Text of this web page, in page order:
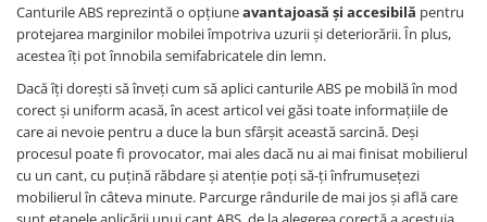
Canturile ABS reprezintă o opțiuneavantajoasă și accesibilă pentru
protejarea marginilor mobilei împotriva uzurii și deteriorării. În plus,
acestea îți pot înnobila semifabricatele din lemn.
Dacă îți dorești să înveți cum să aplici canturile ABS pe mobilă în mod
corect și uniform acasă, în acest articol vei găsi toate informațiile de
care ai nevoie pentru a duce la bun sfârșit această sarcină. Deși
procesul poate fi provocator, mai ales dacă nu ai mai finisat mobilierul
cu un cant, cu puțină răbdare și atenție poți să-ți înfrumusețezi
mobilierul în câteva minute. Parcurge rândurile de mai jos și află care